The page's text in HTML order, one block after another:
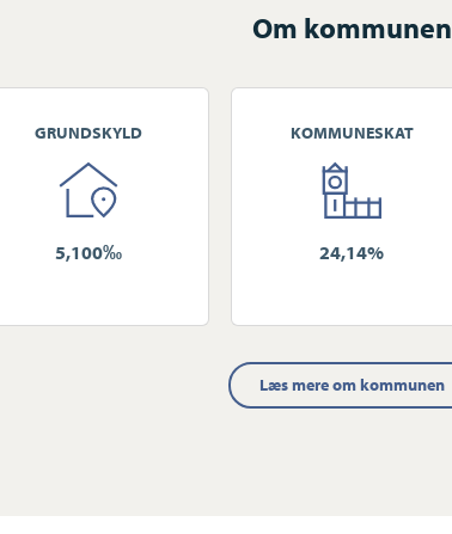
Om kommunen
GRUNDSKYLD
5,100‰
KOMMUNESKAT
24,14%
Læs mere om kommunen